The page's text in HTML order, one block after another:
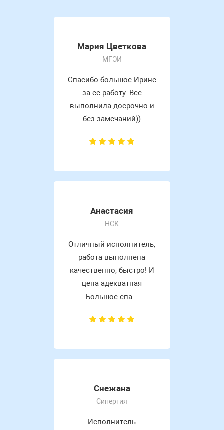
Мария Цветкова
МГЭИ
Спасибо большое Ирине
за ее работу. Все
выполнила досрочно и
без замечаний))
Анастасия
НСК
Отличный исполнитель,
работа выполнена
качественно, быстро! И
цена адекватная
Большое спа...
Снежана
Синергия
Исполнитель